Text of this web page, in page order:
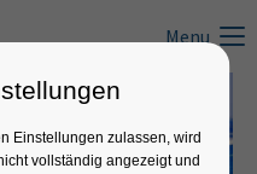
Menu
Einstellungen zulassen, wird
vollständig angezeigt und